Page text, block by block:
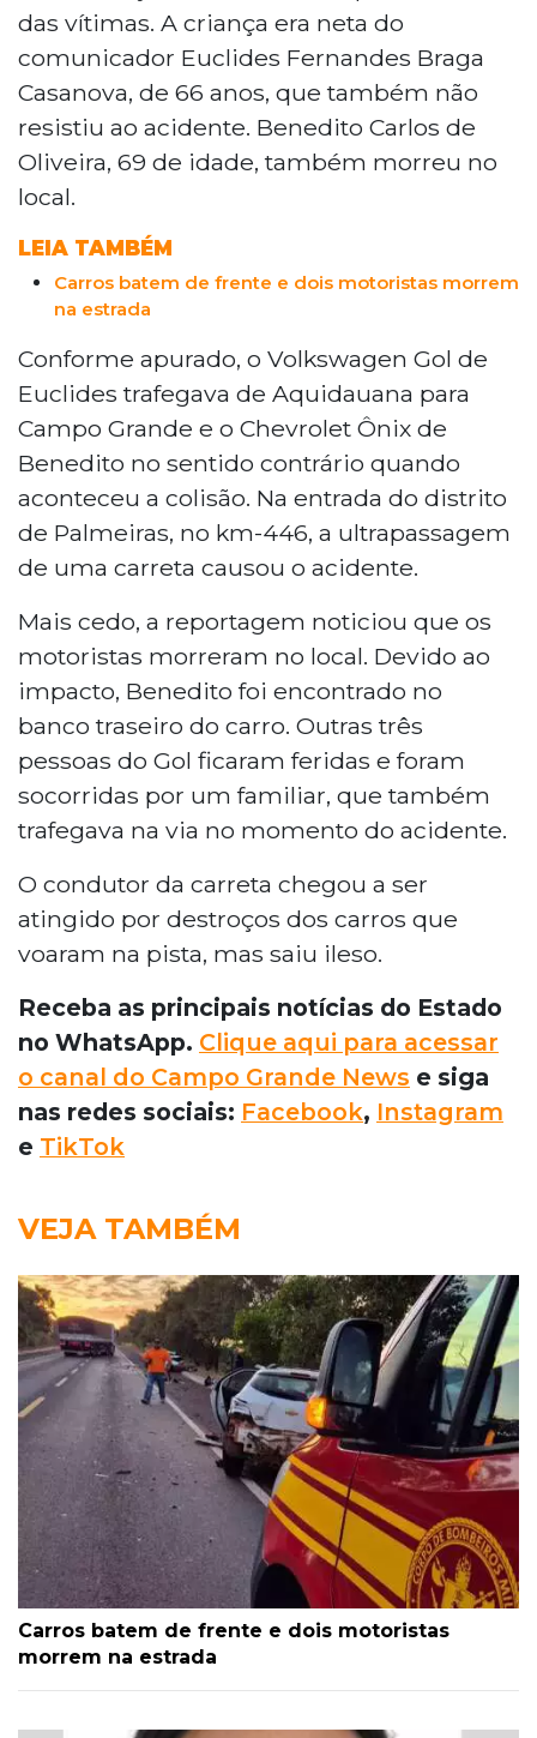
das vítimas. A criança era neta do
comunicador Euclides Fernandes Braga
Casanova, de 66 anos, que também não
resistiu ao acidente. Benedito Carlos de
Oliveira, 69 de idade, também morreu no
local.
LEIA TAMBÉM
Carros batem de frente e dois motoristas morrem
na estrada
Conforme apurado, o Volkswagen Gol de
Euclides trafegava de Aquidauana para
Campo Grande e o Chevrolet Ônix de
Benedito no sentido contrário quando
aconteceu a colisão. Na entrada do distrito
de Palmeiras, no km-446, a ultrapassagem
de uma carreta causou o acidente.
Mais cedo, a reportagem noticiou que os
motoristas morreram no local. Devido ao
impacto, Benedito foi encontrado no
banco traseiro do carro. Outras três
pessoas do Gol ficaram feridas e foram
socorridas por um familiar, que também
trafegava na via no momento do acidente.
O condutor da carreta chegou a ser
atingido por destroços dos carros que
voaram na pista, mas saiu ileso.
Receba as principais notícias do Estado
no WhatsApp. Clique aqui para acessar
o canal do Campo Grande News e siga
nas redes sociais: Facebook, Instagram
e TikTok
VEJA TAMBÉM
Carros batem de frente e dois motoristas
morrem na estrada